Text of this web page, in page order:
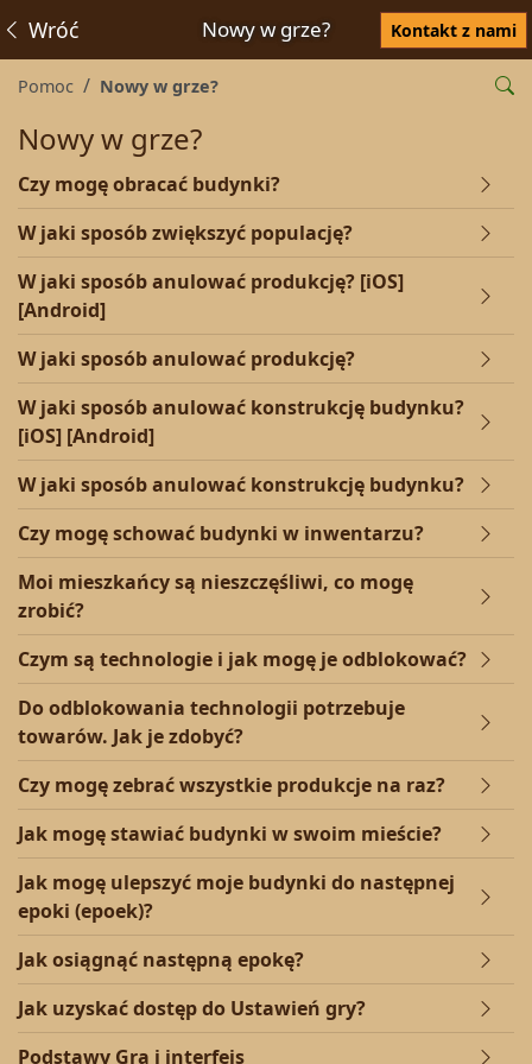
Nowy w grze?
Wróć Kontakt z nami
Pomoc Nowy w grze?
Nowy w grze?
Czy mogę obracać budynki?
W jaki sposób zwiększyć populację?
W jaki sposób anulować produkcję? [iOS]
[Android]
W jaki sposób anulować produkcję?
W jaki sposób anulować konstrukcję budynku?
[iOS] [Android]
W jaki sposób anulować konstrukcję budynku?
Czy mogę schować budynki w inwentarzu?
Moi mieszkańcy są nieszczęśliwi, co mogę
zrobić?
Czym są technologie i jak mogę je odblokować?
Do odblokowania technologii potrzebuje
towarów. Jak je zdobyć?
Czy mogę zebrać wszystkie produkcje na raz?
Jak mogę stawiać budynki w swoim mieście?
Jak mogę ulepszyć moje budynki do następnej
epoki (epoek)?
Jak osiągnąć następną epokę?
Jak uzyskać dostęp do Ustawień gry?
Podstawy Gra i interfejs